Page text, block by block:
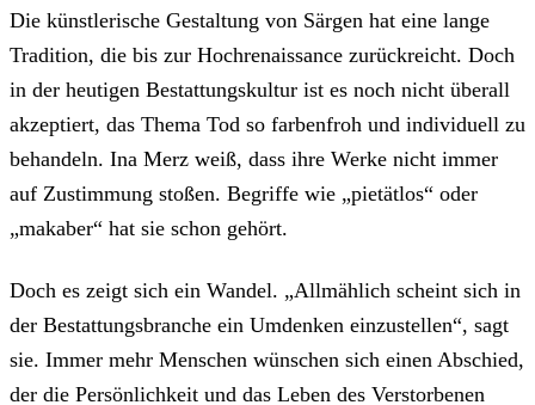
Die künstlerische Gestaltung von Särgen hat eine lange
Tradition, die bis zur Hochrenaissance zurückreicht. Doch
in der heutigen Bestattungskultur ist es noch nicht überall
akzeptiert, das Thema Tod so farbenfroh und individuell zu
behandeln. Ina Merz weiß, dass ihre Werke nicht immer
auf Zustimmung stoßen. Begriffe wie „pietätlos“ oder
„makaber“ hat sie schon gehört.
Doch es zeigt sich ein Wandel. „Allmählich scheint sich in
der Bestattungsbranche ein Umdenken einzustellen“, sagt
sie. Immer mehr Menschen wünschen sich einen Abschied,
der die Persönlichkeit und das Leben des Verstorbenen